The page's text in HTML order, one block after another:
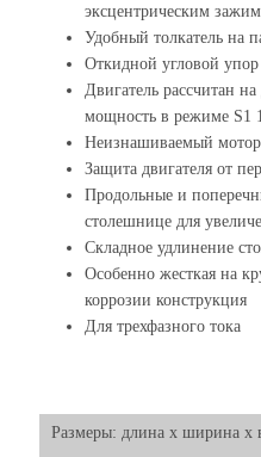
эксцентрическим
Удобный толкатель на
Откидной угловой
Двигатель рассчитан
мощность в режиме S1
Неизнашиваемый
Защита двигателя от
Продольные и
столешнице для
Складное удлинение
Особенно жесткая на
коррозии конструкция
Для трехфазного тока
Размеры: длина х ширина х